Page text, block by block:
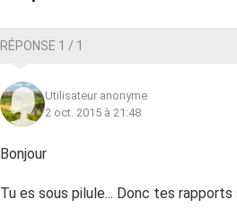
RÉPONSE 1 / 1
Utilisateur anonyme
2 oct. 2015 à 21:48
Bonjour
Tu es sous pilule... Donc tes